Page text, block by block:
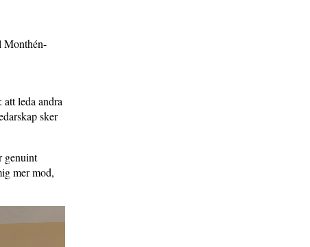
Monthén-
att leda andra
sker
genuint
mer mod,